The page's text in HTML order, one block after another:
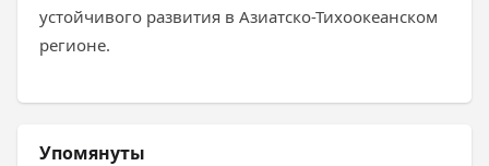
устойчивого развития в Азиатско-Тихоокеанском
регионе.
Упомянуты